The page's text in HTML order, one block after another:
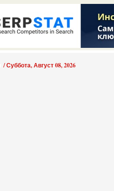
/Суббота, Август 08, 2026